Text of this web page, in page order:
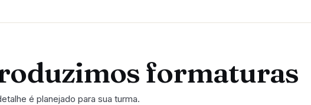
formaturas
é planejado para sua turma.